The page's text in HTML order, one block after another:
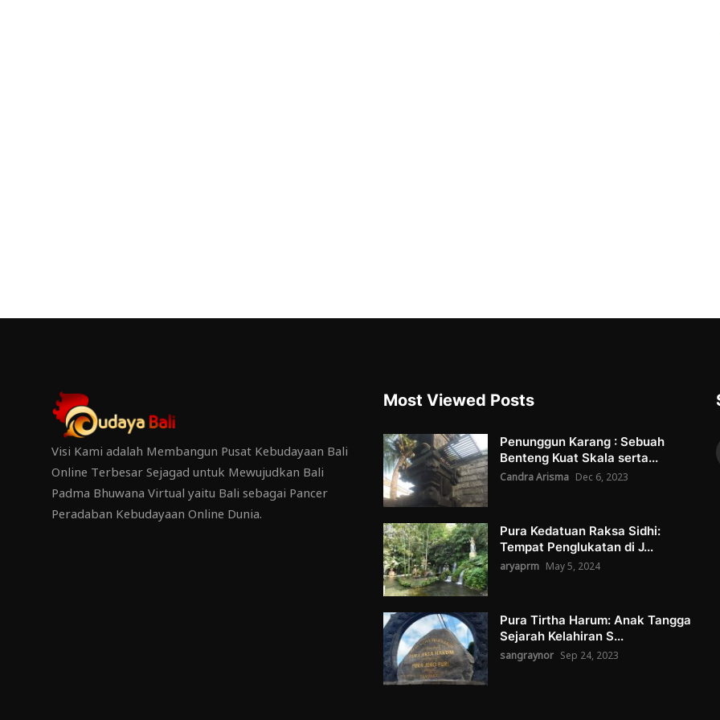
Visi Kami adalah Membangun Pusat Kebudayaan Bali
Online Terbesar Sejagad untuk Mewujudkan Bali
Padma Bhuwana Virtual yaitu Bali sebagai Pancer
Peradaban Kebudayaan Online Dunia.
Most Viewed Posts
Penunggun Karang : Sebuah
Benteng Kuat Skala serta...
Candra Arisma Dec 6, 2023
Pura Kedatuan Raksa Sidhi:
Tempat Penglukatan di J...
aryaprm May 5, 2024
Pura Tirtha Harum: Anak Tangga
Sejarah Kelahiran S...
sangraynor Sep 24, 2023